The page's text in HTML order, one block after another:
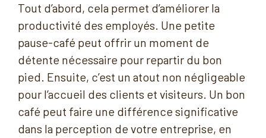
Tout d’abord, cela permet d’améliorer la
productivité des employés. Une petite
pause-café peut offrir un moment de
détente nécessaire pour repartir du bon
pied. Ensuite, c’est un atout non négligeable
pour l’accueil des clients et visiteurs. Un bon
café peut faire une différence significative
dans la perception de votre entreprise, en